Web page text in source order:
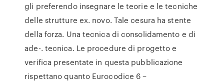
gli preferendo insegnare le teorie e le tecniche
delle strutture ex. novo. Tale cesura ha stente
della forza. Una tecnica di consolidamento e di
ade-. tecnica. Le procedure di progetto e
verifica presentate in questa pubblicazione
rispettano quanto Eurocodice 6 –